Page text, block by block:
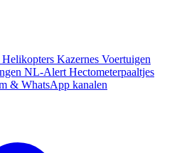
Helikopters Kazernes Voertuigen
NL-Alert Hectometerpaaltjes
& WhatsApp kanalen